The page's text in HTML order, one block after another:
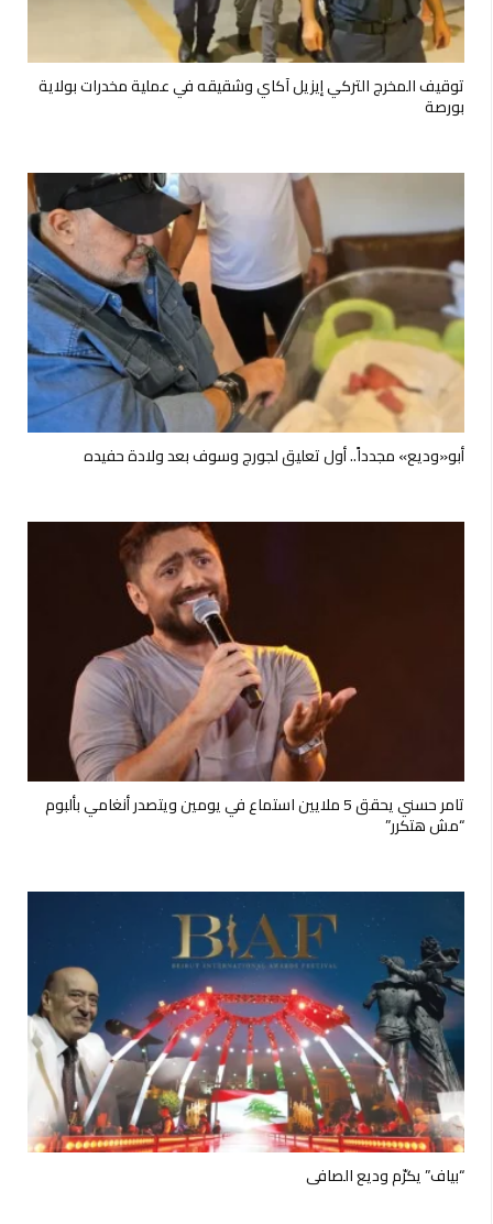
توقيف المخرج التركي إيزيل آكاي وشقيقه في عملية مخدرات بولاية
بورصة
أبو«وديع» مجدداً.. أول تعليق لجورج وسوف بعد ولادة حفيده
تامر حسني يحقق 5 ملايين استماع في يومين ويتصدر أنغامي بألبوم
“مش هتكرر”
“بياف” يكرّم وديع الصافي